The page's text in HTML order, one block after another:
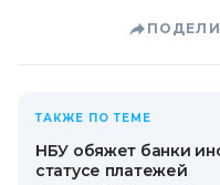
ТАКЖЕ ПО ТЕМЕ
НБУ обяжет банки
статусе платежей